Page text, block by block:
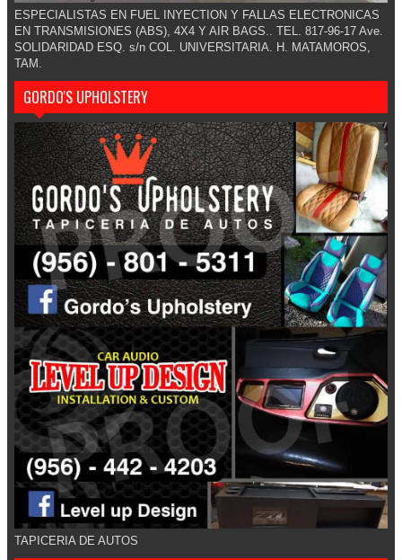
ESPECIALISTAS EN FUEL INYECTION Y FALLAS ELECTRONICAS
EN TRANSMISIONES (ABS), 4X4 Y AIR BAGS.. TEL. 817-96-17 Ave.
SOLIDARIDAD ESQ. s/n COL. UNIVERSITARIA. H. MATAMOROS,
TAM.
GORDO'S UPHOLSTERY
TAPICERIA DE AUTOS